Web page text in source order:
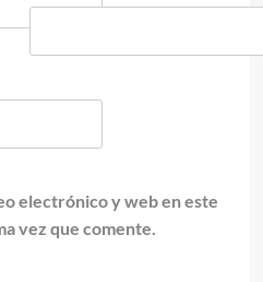
electrónico y web en este
vez que comente.